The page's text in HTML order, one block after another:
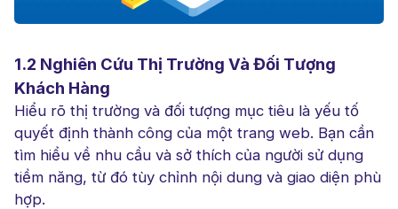
1.2 Nghiên Cứu Thị Trường Và Đối Tượng
Khách Hàng
Hiểu rõ thị trường và đối tượng mục tiêu là yếu tố
quyết định thành công của một trang web. Bạn cần
tìm hiểu về nhu cầu và sở thích của người sử dụng
tiềm năng, từ đó tùy chỉnh nội dung và giao diện phù
hợp.